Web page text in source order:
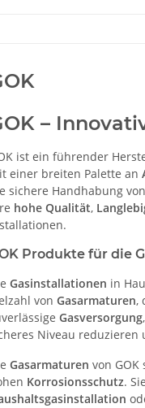
–
ist ein führender
einer breiten Palette an
sichere Handhabung
hohe Qualität,
Produkte für die
Gasinstallationen in
von Gasarmaturen,
Gasversorgung
Niveau reduzieren
Gasarmaturen von
Korrosionsschutz.